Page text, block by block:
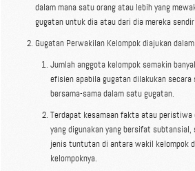
dalam mana satu orang atau lebih yang
gugatan untuk dia atau dari dia mereka
Gugatan Perwakilan Kelompok diajukan
Jumlah anggota kelompok semakin
efisien apabila gugatan dilakukan
bersama-sama dalam satu gugatan.
Terdapat kesamaan fakta atau peristiwa
yang digunakan yang bersifat
jenis tuntutan di antara wakil kelompok
kelompoknya.